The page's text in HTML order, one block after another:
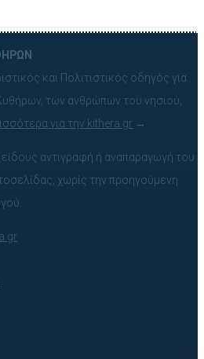
και Πολιτιστικός οδηγός για
των ανθρώπων του νησιού,
για την kithera.gr →
αντιγραφή ή αναπαραγωγή του
χωρίς την προηγούμενη